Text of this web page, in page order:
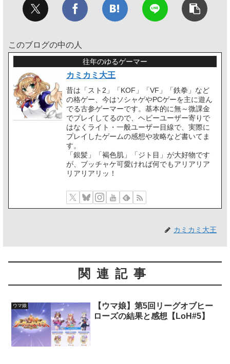
このブログの中の人
往年のゆるゲーマー
カミカミ大王
昔は「スト2」「KOF」「VF」「鉄拳」など
の格ゲー、今はソシャゲやPCゲーを主に遊ん
でる古参ゲーマーです。基本的に無～微課金
でプレイしてるので、ヘビーユーザー寄りで
はなくライト・一般ユーザー目線で、実際に
プレイしたゲームの感想や攻略など書いてま
す。
「銀髪」「褐色肌」「ジト目」が大好物です
が、ブッチャケ可愛ければ何でもアリアリア
リアリアリッ！
カミカミ大王
関連記事
ウマ娘
【ウマ娘】第5回リーグオブヒー
ローズの結果と感想【LoH#5】